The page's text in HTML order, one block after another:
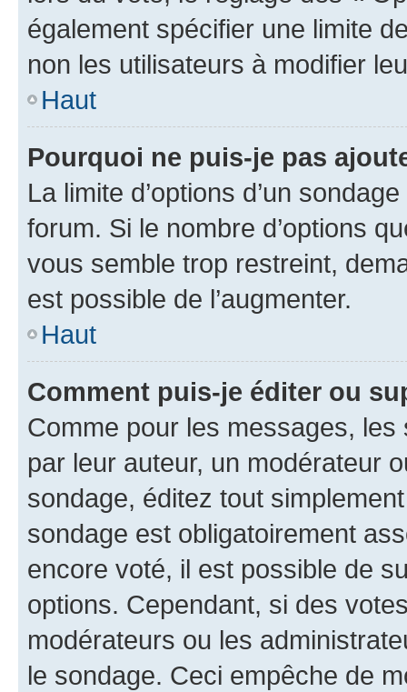
également spécifier une limite
non les utilisateurs à modifier
Haut
Pourquoi ne puis-je pas
La limite d’options d’un
forum. Si le nombre d’options
vous semble trop restreint,
est possible de l’augmenter.
Haut
Comment puis-je éditer ou
Comme pour les messages,
par leur auteur, un modérateur
sondage, éditez tout
sondage est obligatoirement
encore voté, il est possible de
options. Cependant, si des
modérateurs ou les
le sondage. Ceci empêche de